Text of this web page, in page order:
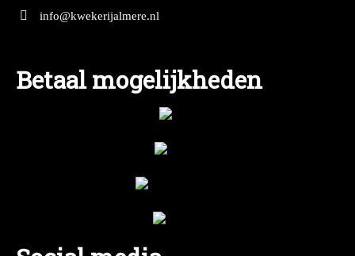
info@kwekerijalmere.nl
Betaal mogelijkheden